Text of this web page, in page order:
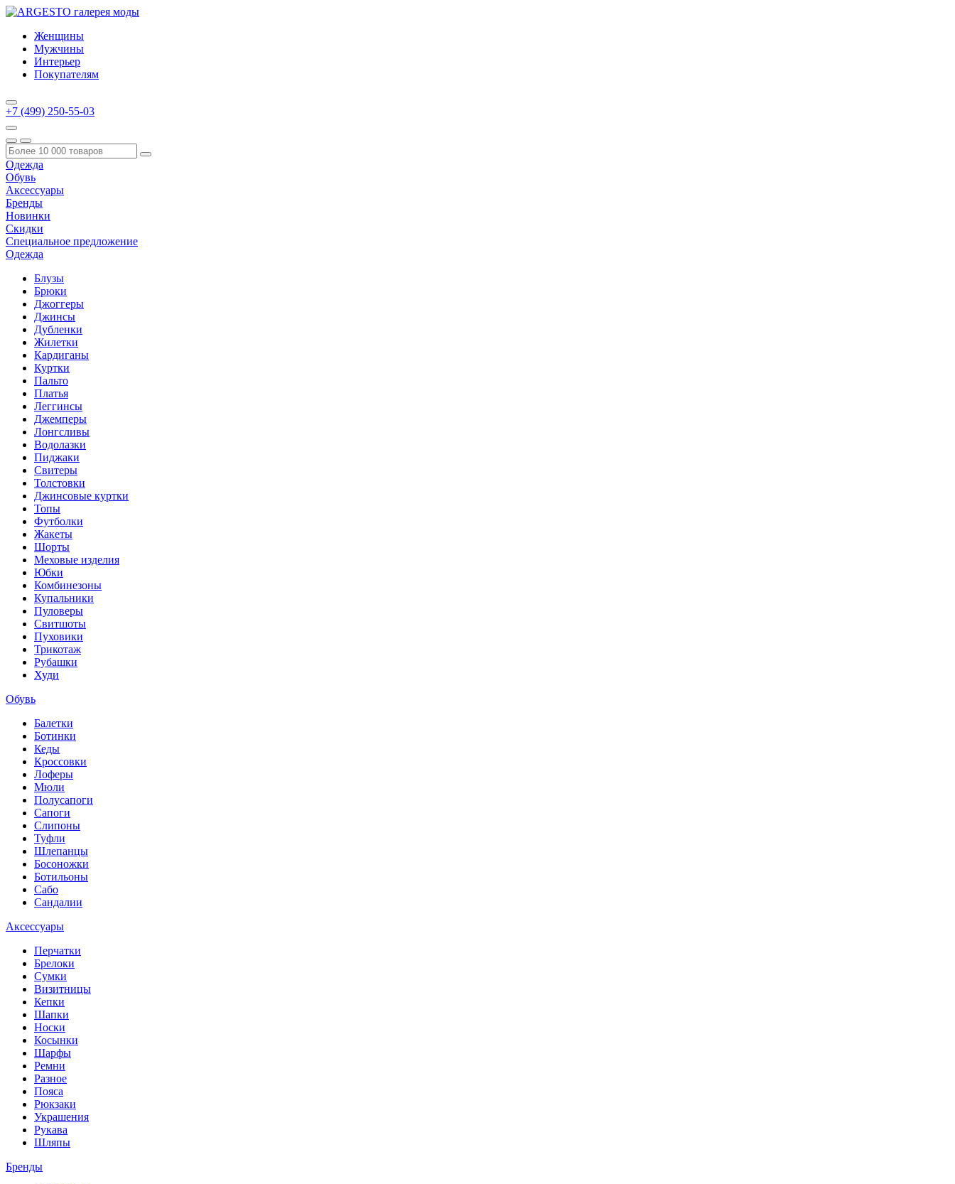
Женщины
Мужчины
Интерьер
Покупателям
+7 (499) 250-55-03
Одежда
Обувь
Аксессуары
Бренды
Новинки
Скидки
Специальное предложение
Одежда
Блузы
Брюки
Джоггеры
Джинсы
Дубленки
Жилетки
Кардиганы
Куртки
Пальто
Платья
Леггинсы
Джемперы
Лонгсливы
Водолазки
Пиджаки
Свитеры
Толстовки
Джинсовые куртки
Топы
Футболки
Жакеты
Шорты
Меховые изделия
Юбки
Комбинезоны
Купальники
Пуловеры
Свитшоты
Пуховики
Трикотаж
Рубашки
Худи
Обувь
Балетки
Ботинки
Кеды
Кроссовки
Лоферы
Мюли
Полусапоги
Сапоги
Слипоны
Туфли
Шлепанцы
Босоножки
Ботильоны
Сабо
Сандалии
Аксессуары
Перчатки
Брелоки
Сумки
Визитницы
Кепки
Шапки
Носки
Косынки
Шарфы
Ремни
Разное
Пояса
Рюкзаки
Украшения
Рукава
Шляпы
Бренды